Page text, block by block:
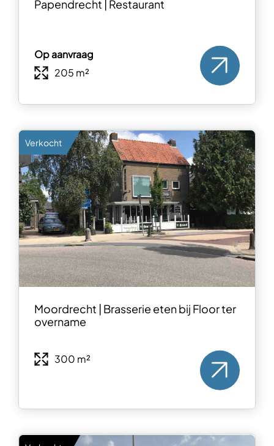
Papendrecht | Restaurant
Op aanvraag
205 m²
Verkocht
Moordrecht | Brasserie eten bij Floor ter
overname
300 m²